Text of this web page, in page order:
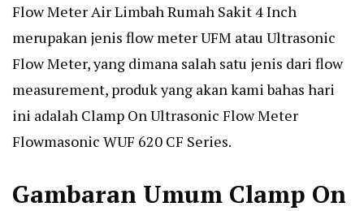
Flow Meter Air Limbah Rumah Sakit 4 Inch
merupakan jenis flow meter UFM atau Ultrasonic
Flow Meter, yang dimana salah satu jenis dari flow
measurement, produk yang akan kami bahas hari
ini adalah Clamp On Ultrasonic Flow Meter
Flowmasonic WUF 620 CF Series.
Gambaran Umum Clamp On